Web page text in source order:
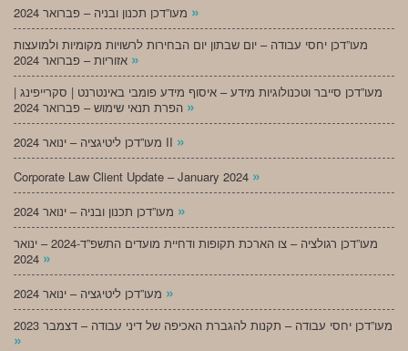
»
מעו”דכן יחסי עבודה – יום שבתון יום הבחירות לרשויות מקומיות ולמועצות
»
מעו”דכן סייבר וטכנולוגיות מידע – איסוף מידע פומבי באינטרנט | סקרייפינג |
»
מעו”דכן ליטיגציה – ינואר 2024 II »
Corporate Law Client Update – January 2024 »
»
מעו”דכן רגולציה – צו הארכת תקופות ודחיית מועדים התשפ”ד-2024 – ינואר
»
»
מעו”דכן יחסי עבודה – תקנות להגברת האכיפה של דיני עבודה – דצמבר 2023
»